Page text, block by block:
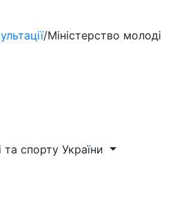
/Міністерство молоді
та спорту України